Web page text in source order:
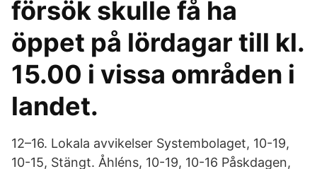
försök skulle få ha
öppet på lördagar till kl.
15.00 i vissa områden i
landet.
12–16. Lokala avvikelser Systembolaget, 10-19,
10-15, Stängt. Åhléns, 10-19, 10-16 Påskdagen,